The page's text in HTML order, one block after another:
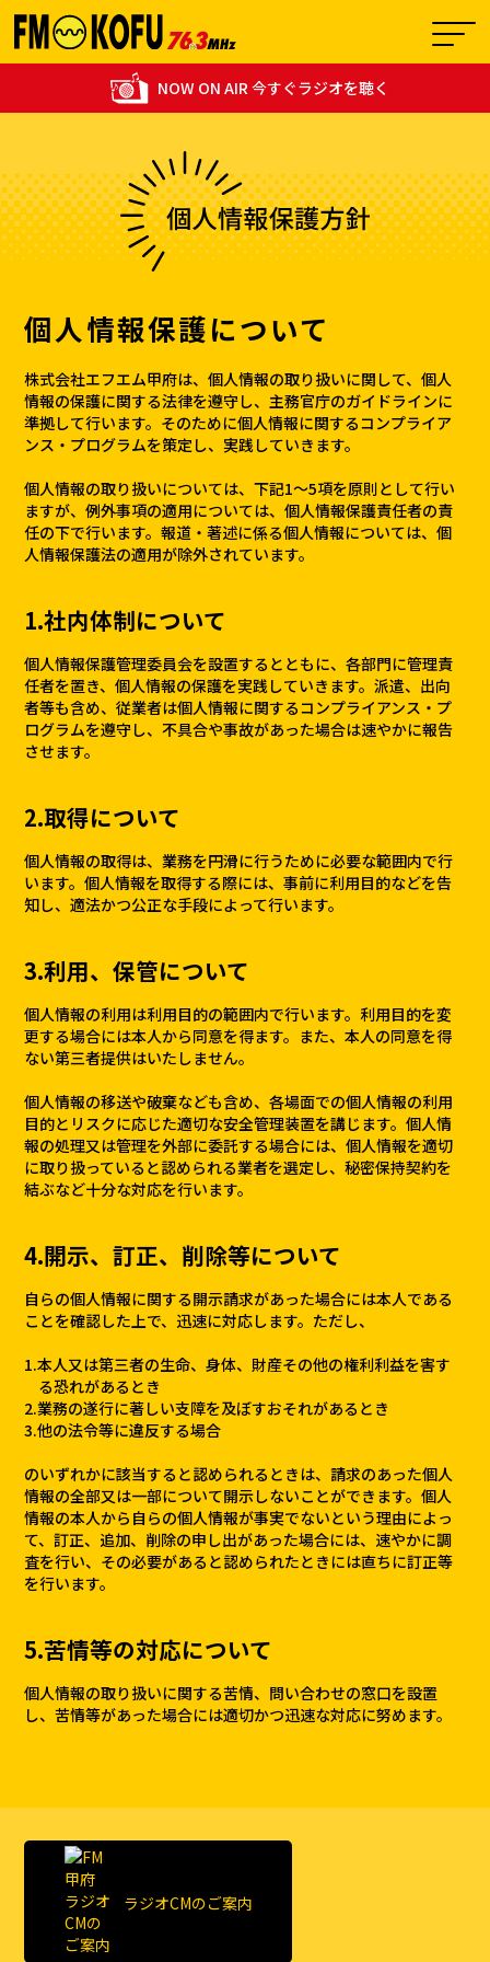
08:00 - 08:40
シビルトーン♪～素敵な週末～
NOW ON AIR 今すぐラジオを聴く
個人情報保護について
株式会社エフエム甲府は、個人情報の取り扱いに関して、個人
情報の保護に関する法律を遵守し、主務官庁のガイドラインに
準拠して行います。そのために個人情報に関するコンプライア
ンス・プログラムを策定し、実践していきます。
個人情報の取り扱いについては、下記1〜5項を原則として行い
ますが、例外事項の適用については、個人情報保護責任者の責
任の下で行います。報道・著述に係る個人情報については、個
人情報保護法の適用が除外されています。
1.社内体制について
個人情報保護管理委員会を設置するとともに、各部門に管理責
任者を置き、個人情報の保護を実践していきます。派遣、出向
者等も含め、従業者は個人情報に関するコンプライアンス・プ
ログラムを遵守し、不具合や事故があった場合は速やかに報告
させます。
2.取得について
個人情報の取得は、業務を円滑に行うために必要な範囲内で行
います。個人情報を取得する際には、事前に利用目的などを告
知し、適法かつ公正な手段によって行います。
3.利用、保管について
個人情報の利用は利用目的の範囲内で行います。利用目的を変
更する場合には本人から同意を得ます。また、本人の同意を得
ない第三者提供はいたしません。
個人情報の移送や破棄なども含め、各場面での個人情報の利用
目的とリスクに応じた適切な安全管理装置を講じます。個人情
報の処理又は管理を外部に委託する場合には、個人情報を適切
に取り扱っていると認められる業者を選定し、秘密保持契約を
結ぶなど十分な対応を行います。
4.開示、訂正、削除等について
自らの個人情報に関する開示請求があった場合には本人である
ことを確認した上で、迅速に対応します。ただし、
1.本人又は第三者の生命、身体、財産その他の権利利益を害す
る恐れがあるとき
2.業務の遂行に著しい支障を及ぼすおそれがあるとき
3.他の法令等に違反する場合
のいずれかに該当すると認められるときは、請求のあった個人
情報の全部又は一部について開示しないことができます。個人
情報の本人から自らの個人情報が事実でないという理由によっ
て、訂正、追加、削除の申し出があった場合には、速やかに調
査を行い、その必要があると認められたときには直ちに訂正等
を行います。
5.苦情等の対応について
個人情報の取り扱いに関する苦情、問い合わせの窓口を設置
し、苦情等があった場合には適切かつ迅速な対応に努めます。
ラジオCMのご案内